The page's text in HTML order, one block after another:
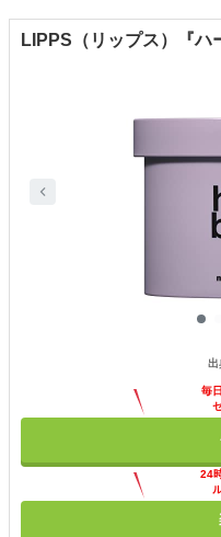
LIPPS（リップス）『ハ
出
毎
24